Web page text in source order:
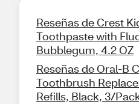
Reseñas de Crest
Toothpaste with
Bubblegum, 4.2 OZ
Reseñas de Oral-B
Toothbrush
Refills, Black, 3/